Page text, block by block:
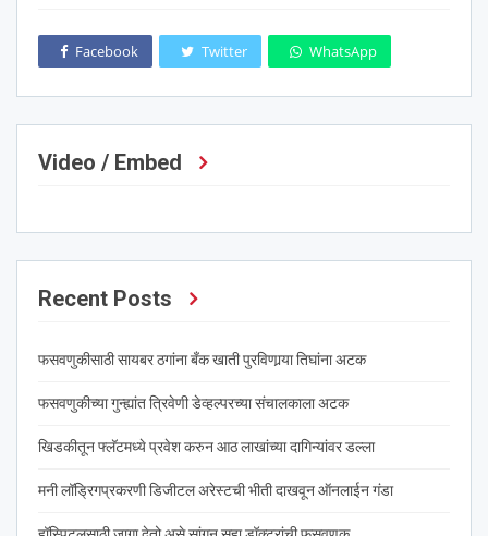
Facebook Twitter WhatsApp
Video / Embed
Recent Posts
फसवणुकीसाठी सायबर ठगांना बँक खाती पुरविणार्‍या तिघांना अटक
फसवणुकीच्या गुन्ह्यांत त्रिवेणी डेव्हल्परच्या संचालकाला अटक
खिडकीतून फ्लॅटमध्ये प्रवेश करुन आठ लाखांच्या दागिन्यांवर डल्ला
मनी लॉड्रिगप्रकरणी डिजीटल अरेस्टची भीती दाखवून ऑनलाईन गंडा